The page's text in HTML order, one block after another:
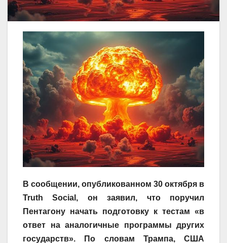
В сообщении, опубликованном 30 октября в
Truth Social, он заявил, что поручил
Пентагону начать подготовку к тестам «в
ответ на аналогичные программы других
государств». По словам Трампа, США